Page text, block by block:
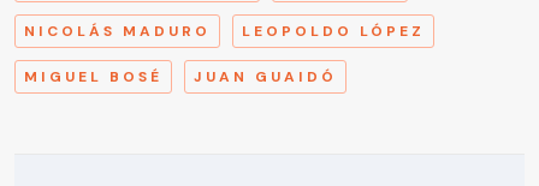
NICOLÁS MADURO LEOPOLDO LÓPEZ
MIGUEL BOSÉ JUAN GUAIDÓ